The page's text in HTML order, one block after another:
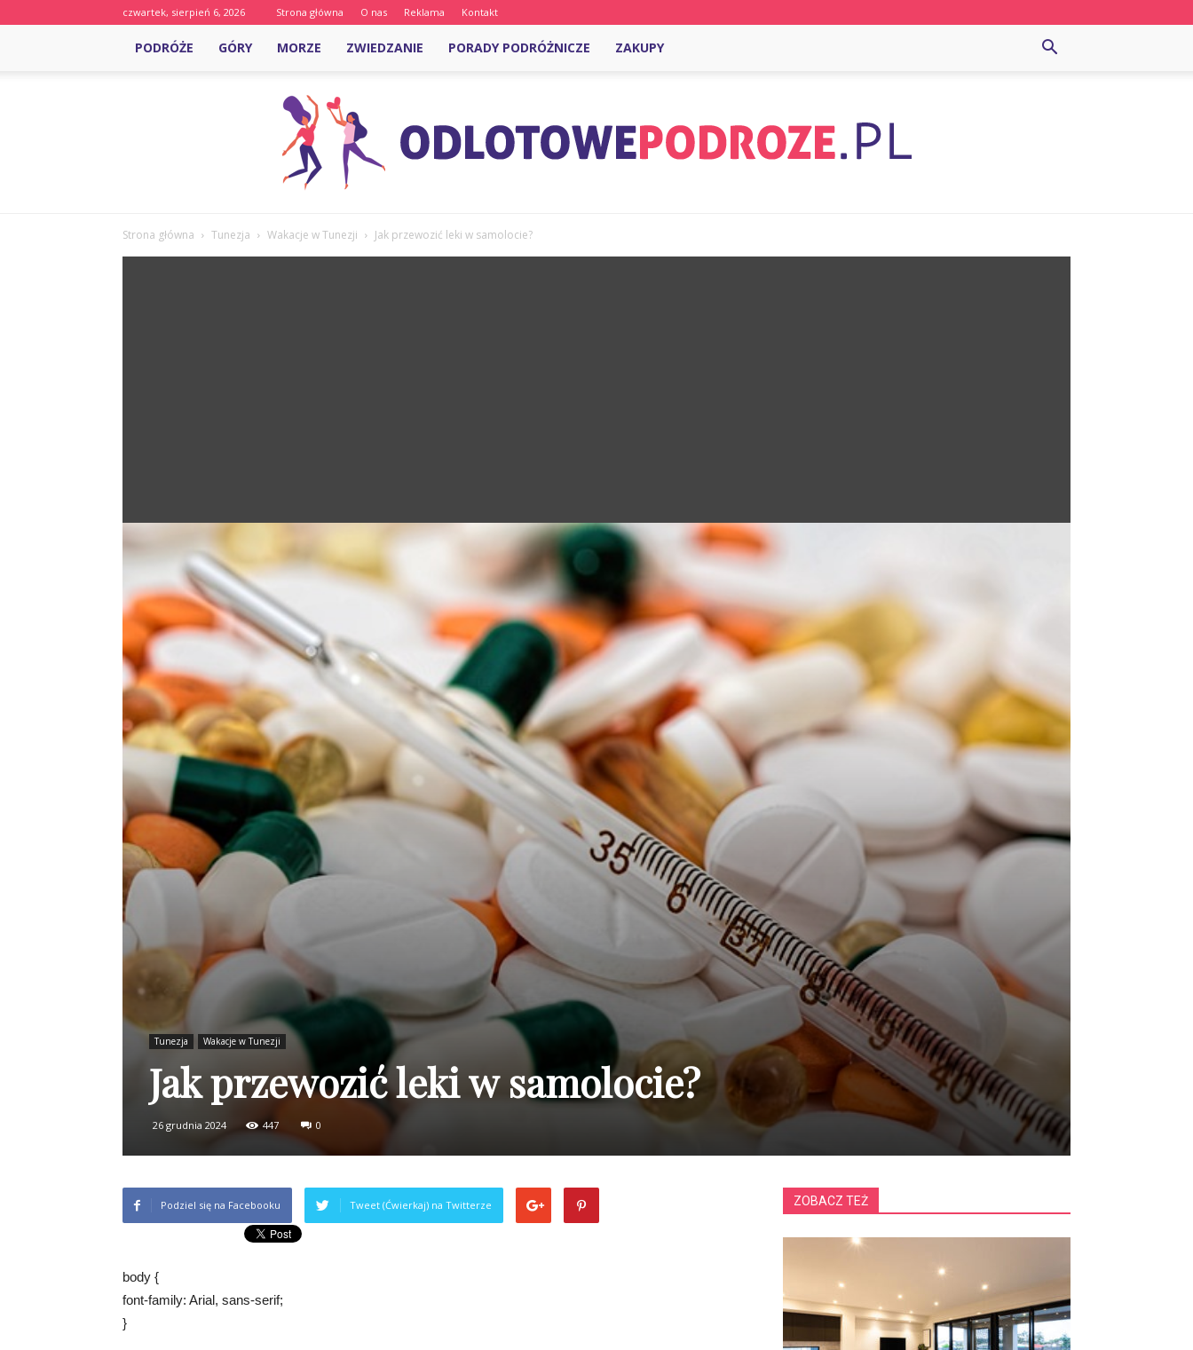
czwartek, sierpień 6, 2026 Strona główna O nas Reklama Kontakt
PODRÓŻE GÓRY MORZE ZWIEDZANIE PORADY PODRÓŻNICZE ZAKUPY
OdlotowePodroze.pl
Strona główna Tunezja Wakacje w Tunezji Jak przewozić leki w samolocie?
Tunezja Wakacje w Tunezji
Jak przewozić leki w samolocie?
26 grudnia 2024 447 0
Podziel się na Facebooku Tweet (Ćwierkaj) na Twitterze
body {
font-family: Arial, sans-serif;
}
ZOBACZ TEŻ